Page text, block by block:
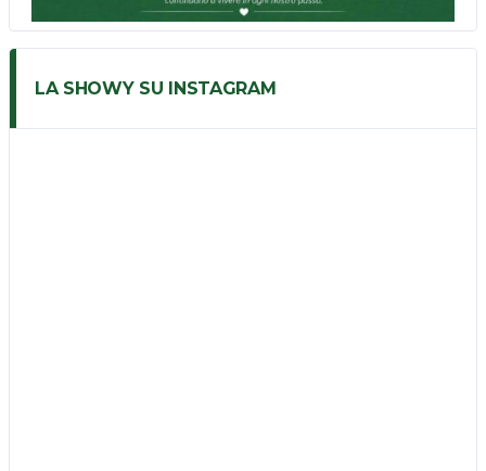
LA SHOWY SU INSTAGRAM